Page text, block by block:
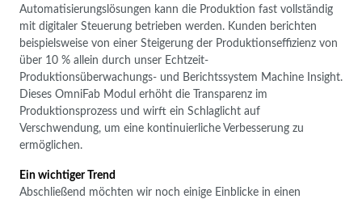
Automatisierungslösungen kann die Produktion fast vollständig
mit digitaler Steuerung betrieben werden. Kunden berichten
beispielsweise von einer Steigerung der Produktionseffizienz von
über 10 % allein durch unser Echtzeit-
Produktionsüberwachungs- und Berichtssystem Machine Insight.
Dieses OmniFab Modul erhöht die Transparenz im
Produktionsprozess und wirft ein Schlaglicht auf
Verschwendung, um eine kontinuierliche Verbesserung zu
ermöglichen.
Ein wichtiger Trend
Abschließend möchten wir noch einige Einblicke in einen